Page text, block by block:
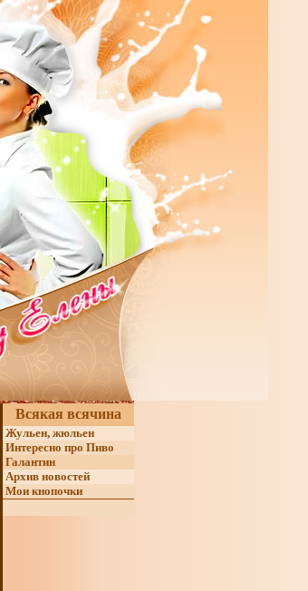
Всякая всячина
Жульен, жюльен
Интересно про Пиво
Галантин
Архив новостей
Мои кнопочки